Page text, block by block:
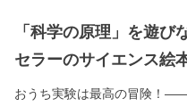
「科学の原理」を遊
セラーのサイエンス絵
おうち実験は最高の冒険！